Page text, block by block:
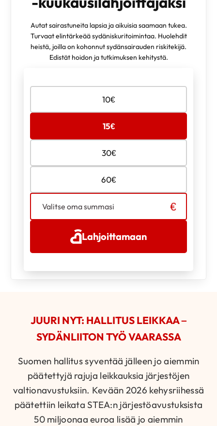
Autat sairastuneita lapsia ja aikuisia saamaan tukea.
Turvaat elintärkeää sydäniskuritoimintaa. Huolehdit
heistä, joilla on kohonnut sydänsairauden riskitekijä.
Edistät hoidon ja tutkimuksen kehitystä.
määrä
10€
15€
30€
60€
Valitse oma summasi
Lahjoittamaan
JUURI NYT: HALLITUS LEIKKAA –
SYDÄNLIITON TYÖ VAARASSA
Suomen hallitus syventää jälleen jo aiemmin
päätettyjä rajuja leikkauksia järjestöjen
valtionavustuksiin. Kevään 2026 kehysriihessä
päätettiin leikata STEA:n järjestöavustuksista
50 miljoonaa euroa lisää jo aiemmin